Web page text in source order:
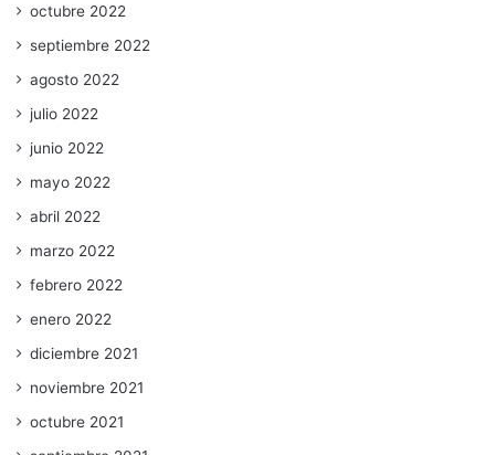
octubre 2022
septiembre 2022
agosto 2022
julio 2022
junio 2022
mayo 2022
abril 2022
marzo 2022
febrero 2022
enero 2022
diciembre 2021
noviembre 2021
octubre 2021